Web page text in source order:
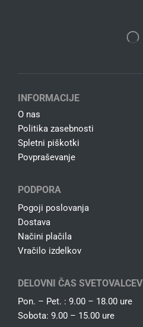
INFORMACIJE
O nas
Politika zasebnosti
Spletni piškotki
Povpraševanje
PODPORA
Pogoji poslovanja
Dostava
Načini plačila
Vračilo izdelkov
DELOVNI ČAS SVETOVALCEV
Pon. – Pet. : 9.00 – 18.00 ure
Sobota: 9.00 – 15.00 ure